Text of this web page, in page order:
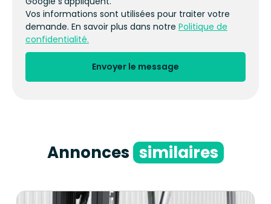
Vos informations sont utilisées pour traiter votre
demande. En savoir plus dans notre Politique de
confidentialité.
Envoyer le message
Annonces similaires